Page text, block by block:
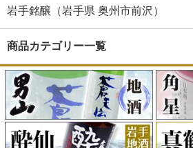
岩手銘醸（岩手県 奥州市前沢）
商品カテゴリー一覧